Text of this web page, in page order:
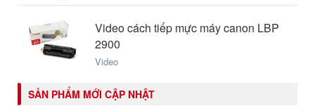
Video cách tiếp mực máy canon LBP
2900
Video
SẢN PHẨM MỚI CẬP NHẬT